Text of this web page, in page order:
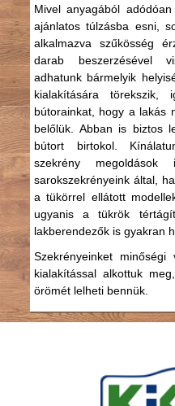
Mivel anyagából
ajánlatos túlzásba esni,
alkalmazva szűkösség
darab beszerzésével
adhatunk bármelyik
kialakítására törekszik,
bútorainkat, hogy a lakás
belőlük. Abban is biztos
bútort birtokol.
szekrény megoldások
sarokszekrényeink által,
a tükörrel ellátott
ugyanis a tükrök
lakberendezők is gyakran
Szekrényeinket
kialakítással alkottuk
örömét lelheti bennük.